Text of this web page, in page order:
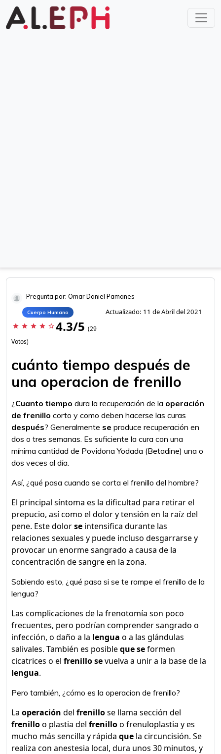
Pregunta por: Omar Daniel Pamanes
Cuerpo Humano Actualizado: 11 de Abril del 2021
star star star star star_border 4.3/5 (29
Votos)
cuánto tiempo después de
una operacion de frenillo
¿ Cuanto tiempo dura la recuperación de la operación
de frenillo corto y como deben hacerse las curas
después? Generalmente se produce recuperación en
dos o tres semanas. Es suficiente la cura con una
mínima cantidad de Povidona Yodada (Betadine) una o
dos veces al día.
Así, ¿qué pasa cuando se corta el frenillo del hombre?
El principal síntoma es la dificultad para retirar el
prepucio, así como el dolor y tensión en la raíz del
pene. Este dolorse intensifica durante las
relaciones sexuales y puede incluso desgarrarse y
provocar un enorme sangrado a causa de la
concentración de sangre en la zona.
Sabiendo esto, ¿qué pasa si se te rompe el frenillo de la
lengua?
Las complicaciones de la frenotomía son poco
frecuentes, pero podrían comprender sangrado o
infección, o daño a la lengua o a las glándulas
salivales. También es posibleque seformen
cicatrices o el frenillo sevuelva a unir a la base de la
lengua.
Pero también, ¿cómo es la operacion de frenillo?
La operación del frenillose llama sección del
frenilloo plastia del frenilloo frenuloplastia y es
mucho más sencilla y rápida que la circuncisión. Se
realiza con anestesia local, dura unos 30 minutos, y